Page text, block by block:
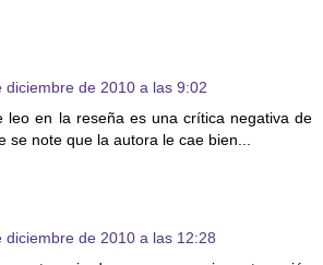
diciembre de 2010 a las 9:02
leo en la reseña es una crítica negativa de
se note que la autora le cae bien...
diciembre de 2010 a las 12:28